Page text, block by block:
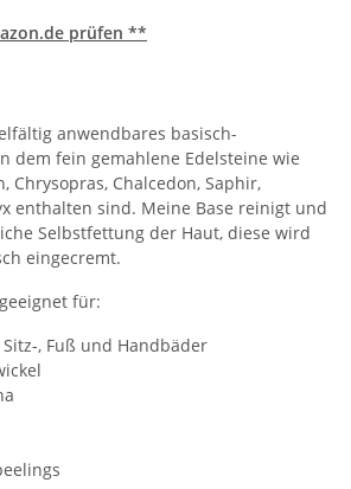
prüfen **
anwendbares basisch-
dem fein gemahlene Edelsteine wie
Chrysopras, Chalcedon, Saphir,
enthalten sind. Meine Base reinigt und
Selbstfettung der Haut, diese wird
eingecremt.
für:
Sitz-, Fuß und Handbäder